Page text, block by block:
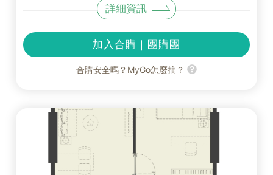
詳細資訊
加入合購｜團購團
合購安全嗎？MyGo怎麼搞？